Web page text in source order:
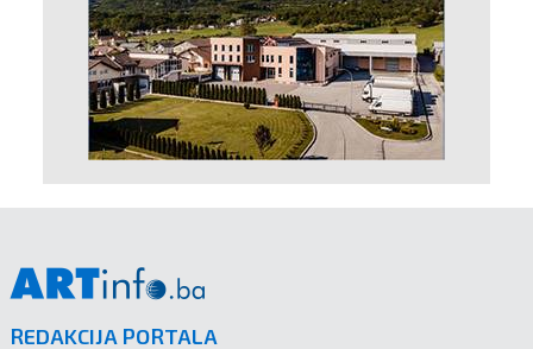
REDAKCIJA PORTALA